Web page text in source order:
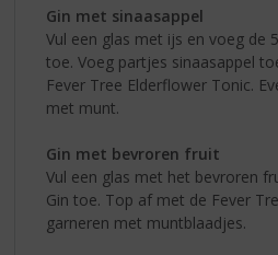
Gin met sinaasappel
Vul een glas met ijs en voeg de
toe. Voeg partjes sinaasappel
Fever Tree Elderflower Tonic.
met munt.
Gin met bevroren fruit
Vul een glas met het bevroren
Gin toe. Top af met de Fever
garneren met muntblaadjes.